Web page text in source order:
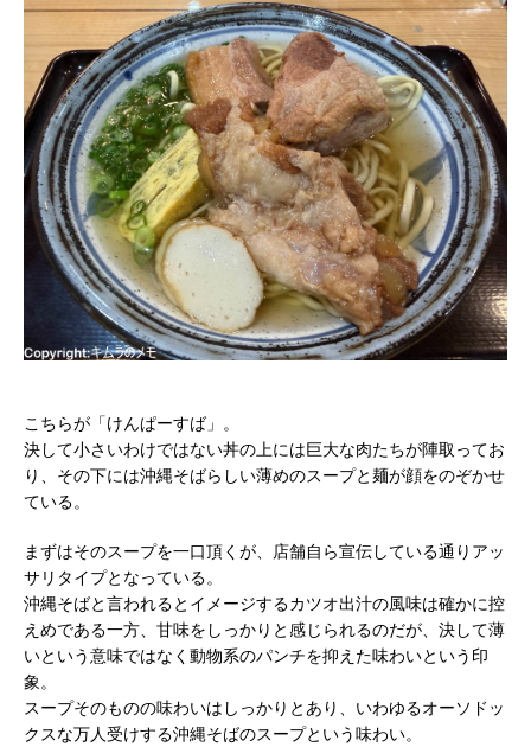
こちらが「けんぱーすば」。
決して小さいわけではない丼の上には巨大な肉たちが陣取ってお
り、その下には沖縄そばらしい薄めのスープと麺が顔をのぞかせ
ている。
まずはそのスープを一口頂くが、店舗自ら宣伝している通りアッ
サリタイプとなっている。
沖縄そばと言われるとイメージするカツオ出汁の風味は確かに控
えめである一方、甘味をしっかりと感じられるのだが、決して薄
いという意味ではなく動物系のパンチを抑えた味わいという印
象。
スープそのものの味わいはしっかりとあり、いわゆるオーソドッ
クスな万人受けする沖縄そばのスープという味わい。